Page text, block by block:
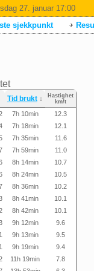
27. januar 17:00
sjekkpunkt
Tid brukt ↓
Hastighet
km/t
7h 10min
12.3
7h 18min
12.1
7h 35min
11.6
7h 59min
11.0
8h 14min
10.7
8h 24min
10.5
8h 36min
10.2
8h 41min
10.1
8h 42min
10.1
9h 12min
9.6
9h 13min
9.5
9h 19min
9.4
11h 19min
7.8